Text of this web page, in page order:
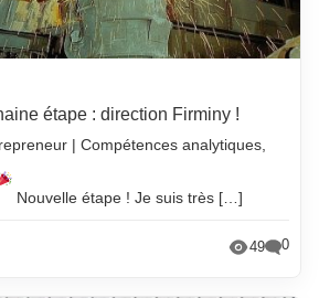
étape : direction Firminy !
| Compétences analytiques,
Nouvelle étape ! Je suis très […]
49 0